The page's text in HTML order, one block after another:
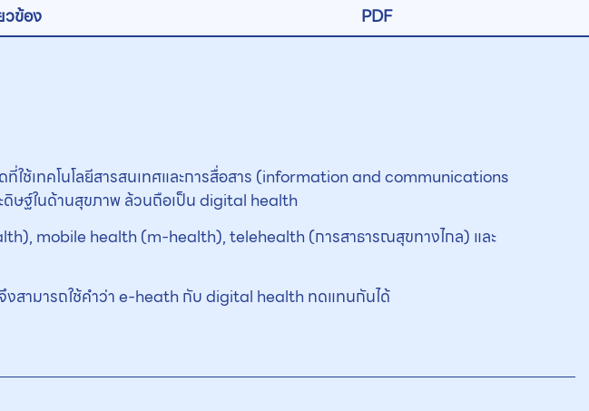
วข้อง PDF
เทคโนโลยีสารสนเทศและการสื่อสาร (information and communications
ษฐ์ในด้านสุขภาพ ล้วนถือเป็น digital health
mobile health (m-health), telehealth (การสาธารณสุขทางไกล) และ
สามารถใช้คำว่า e-heath กับ digital health ทดแทนกันได้